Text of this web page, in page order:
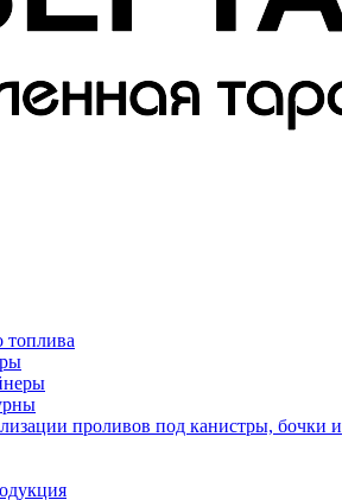
проливов под канистры, бочки и